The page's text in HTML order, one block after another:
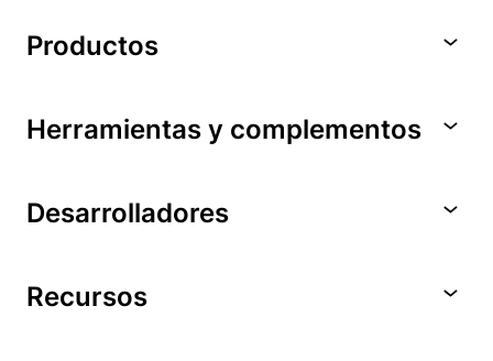
Productos
Herramientas y complementos
Desarrolladores
Recursos